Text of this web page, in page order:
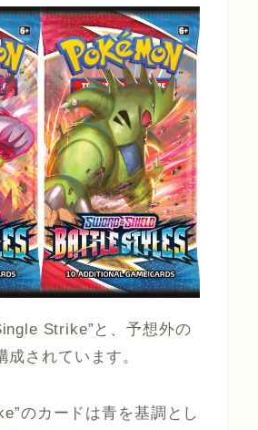
Strike”と、予想外の
されています。
のカードは青を基調とし